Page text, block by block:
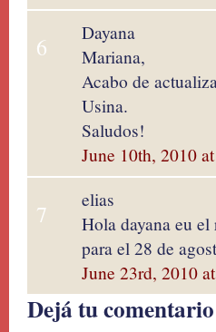
6
Dayana
Mariana,
Acabo de
Usina.
Saludos!
June 10th, 2010
7
elias
Hola dayana eu
para el 28 de
June 23rd, 2010
Dejá tu comentario